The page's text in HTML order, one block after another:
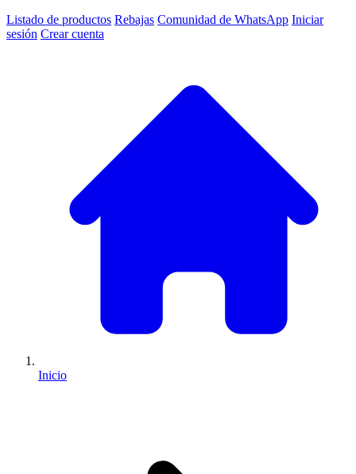
Listado de productos Rebajas Comunidad de WhatsApp Iniciar
sesión Crear cuenta
Inicio